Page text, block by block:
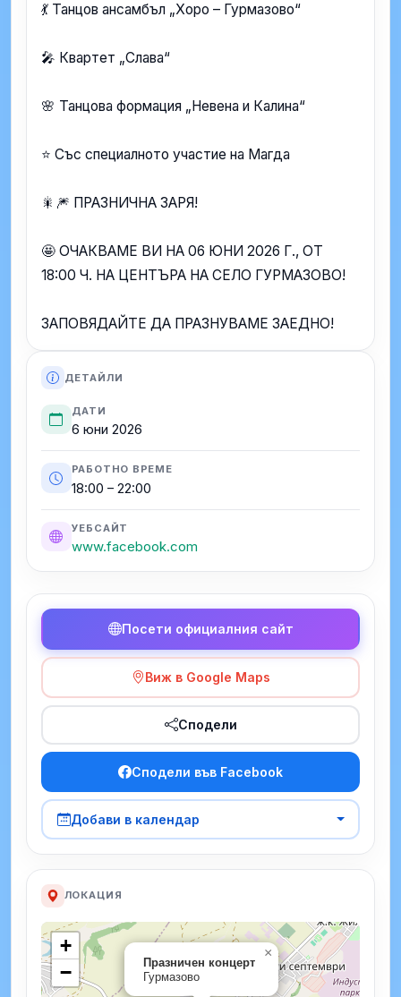
💃 Танцов ансамбъл „Хоро – Гурмазово“
🎤 Квартет „Слава“
🌸 Танцова формация „Невена и Калина“
⭐ Със специалното участие на Магда
🎇🎆 ПРАЗНИЧНА ЗАРЯ!
🤩 ОЧАКВАМЕ ВИ НА 06 ЮНИ 2026 Г., ОТ
18:00 Ч. НА ЦЕНТЪРА НА СЕЛО ГУРМАЗОВО!
ЗАПОВЯДАЙТЕ ДА ПРАЗНУВАМЕ ЗАЕДНО!
ДЕТАЙЛИ
ДАТИ
6 юни 2026
РАБОТНО ВРЕМЕ
18:00 – 22:00
УЕБСАЙТ
www.facebook.com
Посети официалния сайт
Виж в Google Maps
Сподели
Сподели във Facebook
Добави в календар
ЛОКАЦИЯ
Празничен концерт
Гурмазово
×
+
−